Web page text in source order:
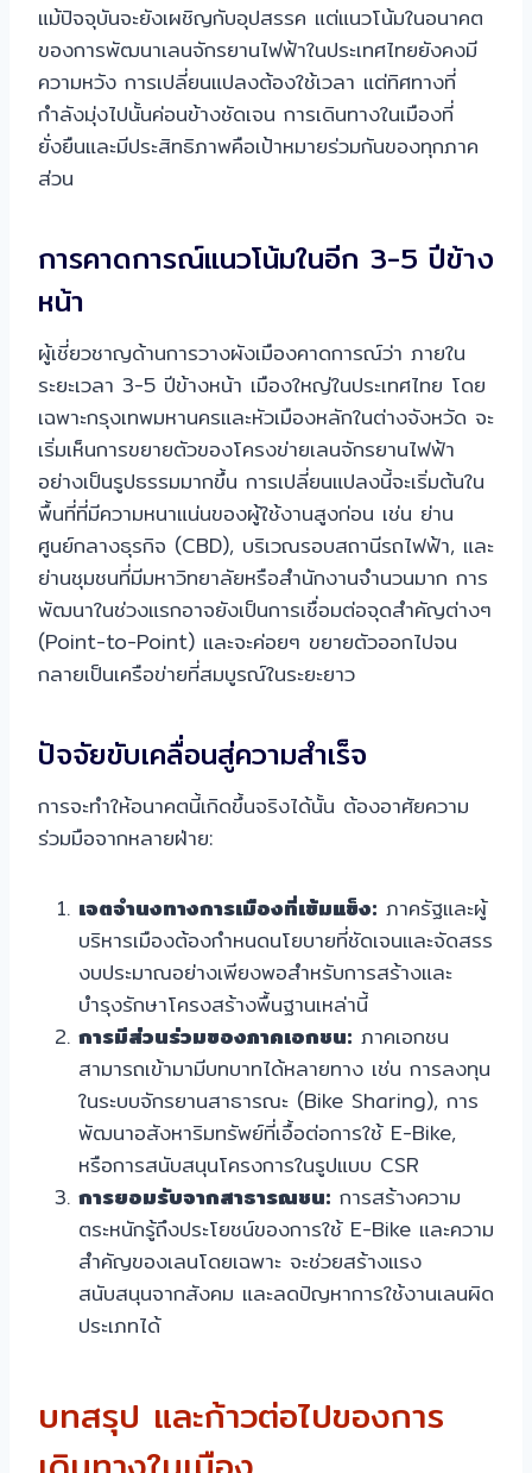
แม้ปัจจุบันจะยังเผชิญกับอุปสรรค แต่แนวโน้มในอนาคต
ของการพัฒนาเลนจักรยานไฟฟ้าในประเทศไทยยังคงมี
ความหวัง การเปลี่ยนแปลงต้องใช้เวลา แต่ทิศทางที่
กำลังมุ่งไปนั้นค่อนข้างชัดเจน การเดินทางในเมืองที่
ยั่งยืนและมีประสิทธิภาพคือเป้าหมายร่วมกันของทุกภาค
ส่วน
การคาดการณ์แนวโน้มในอีก 3-5 ปีข้าง
หน้า
ผู้เชี่ยวชาญด้านการวางผังเมืองคาดการณ์ว่า ภายใน
ระยะเวลา 3-5 ปีข้างหน้า เมืองใหญ่ในประเทศไทย โดย
เฉพาะกรุงเทพมหานครและหัวเมืองหลักในต่างจังหวัด จะ
เริ่มเห็นการขยายตัวของโครงข่ายเลนจักรยานไฟฟ้า
อย่างเป็นรูปธรรมมากขึ้น การเปลี่ยนแปลงนี้จะเริ่มต้นใน
พื้นที่ที่มีความหนาแน่นของผู้ใช้งานสูงก่อน เช่น ย่าน
ศูนย์กลางธุรกิจ (CBD), บริเวณรอบสถานีรถไฟฟ้า, และ
ย่านชุมชนที่มีมหาวิทยาลัยหรือสำนักงานจำนวนมาก การ
พัฒนาในช่วงแรกอาจยังเป็นการเชื่อมต่อจุดสำคัญต่างๆ
(Point-to-Point) และจะค่อยๆ ขยายตัวออกไปจน
กลายเป็นเครือข่ายที่สมบูรณ์ในระยะยาว
ปัจจัยขับเคลื่อนสู่ความสำเร็จ
การจะทำให้อนาคตนี้เกิดขึ้นจริงได้นั้น ต้องอาศัยความ
ร่วมมือจากหลายฝ่าย:
เจตจำนงทางการเมืองที่เข้มแข็ง: ภาครัฐและผู้
บริหารเมืองต้องกำหนดนโยบายที่ชัดเจนและจัดสรร
งบประมาณอย่างเพียงพอสำหรับการสร้างและ
บำรุงรักษาโครงสร้างพื้นฐานเหล่านี้
การมีส่วนร่วมของภาคเอกชน: ภาคเอกชน
สามารถเข้ามามีบทบาทได้หลายทาง เช่น การลงทุน
ในระบบจักรยานสาธารณะ (Bike Sharing), การ
พัฒนาอสังหาริมทรัพย์ที่เอื้อต่อการใช้ E-Bike,
หรือการสนับสนุนโครงการในรูปแบบ CSR
การยอมรับจากสาธารณชน: การสร้างความ
ตระหนักรู้ถึงประโยชน์ของการใช้ E-Bike และความ
สำคัญของเลนโดยเฉพาะ จะช่วยสร้างแรง
สนับสนุนจากสังคม และลดปัญหาการใช้งานเลนผิด
ประเภทได้
บทสรุป และก้าวต่อไปของการ